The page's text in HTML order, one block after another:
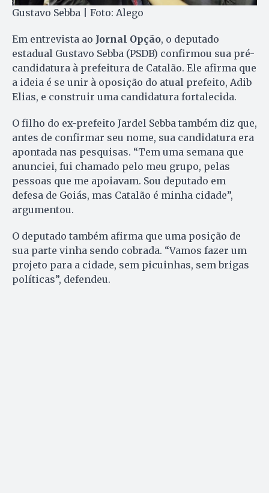
Gustavo Sebba | Foto: Alego
Em entrevista ao Jornal Opção, o deputado
estadual Gustavo Sebba (PSDB) confirmou sua pré-
candidatura à prefeitura de Catalão. Ele afirma que
a ideia é se unir à oposição do atual prefeito, Adib
Elias, e construir uma candidatura fortalecida.
O filho do ex-prefeito Jardel Sebba também diz que,
antes de confirmar seu nome, sua candidatura era
apontada nas pesquisas. “Tem uma semana que
anunciei, fui chamado pelo meu grupo, pelas
pessoas que me apoiavam. Sou deputado em
defesa de Goiás, mas Catalão é minha cidade”,
argumentou.
O deputado também afirma que uma posição de
sua parte vinha sendo cobrada. “Vamos fazer um
projeto para a cidade, sem picuinhas, sem brigas
políticas”, defendeu.